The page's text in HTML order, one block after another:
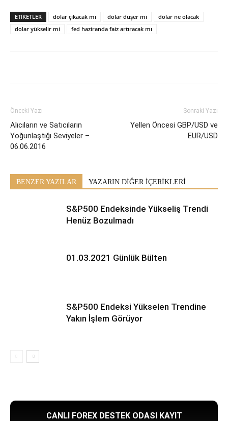
ETİKETLER dolar çıkacak mı dolar düşer mi
dolar ne olacak
dolar yükselir mi
fed haziranda faiz artıracak mı
Önceki Yazı
Alıcıların ve Satıcıların
Yoğunlaştığı Seviyeler –
06.06.2016
Sonraki Yazı
Yellen Öncesi GBP/USD ve
EUR/USD
BENZER YAZILAR YAZARIN DİĞER İÇERİKLERİ
S&P500 Endeksinde Yükseliş Trendi
Henüz Bozulmadı
01.03.2021 Günlük Bülten
S&P500 Endeksi Yükselen Trendine
Yakın İşlem Görüyor
CANLI FOREX DESTEK ODASI KAYIT